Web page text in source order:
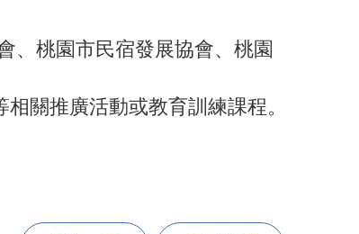
、桃園市民宿發展協會、桃園
關推廣活動或教育訓練課程。